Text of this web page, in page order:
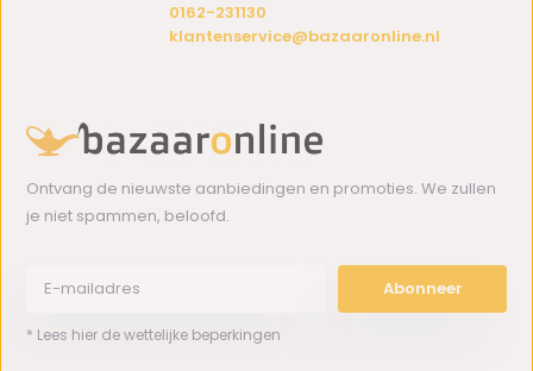
0162-231130
klantenservice@bazaaronline.nl
Ontvang de nieuwste aanbiedingen en promoties. We zullen
je niet spammen, beloofd.
Abonneer
* Lees hier de wettelijke beperkingen